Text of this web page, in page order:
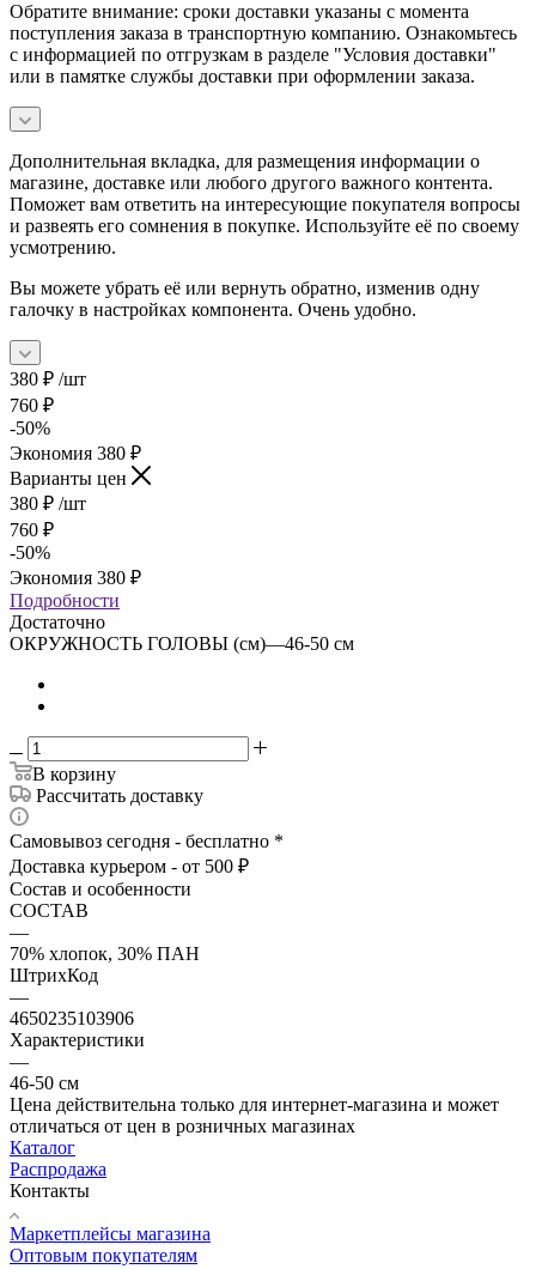
Обратите внимание: сроки доставки указаны с момента
поступления заказа в транспортную компанию. Ознакомьтесь
с информацией по отгрузкам в разделе "Условия доставки"
или в памятке службы доставки при оформлении заказа.
Дополнительная вкладка, для размещения информации о
магазине, доставке или любого другого важного контента.
Поможет вам ответить на интересующие покупателя вопросы
и развеять его сомнения в покупке. Используйте её по своему
усмотрению.
Вы можете убрать её или вернуть обратно, изменив одну
галочку в настройках компонента. Очень удобно.
380 ₽ /шт
760 ₽
-50%
Экономия 380 ₽
Варианты цен
380 ₽ /шт
760 ₽
-50%
Экономия 380 ₽
Подробности
Достаточно
ОКРУЖНОСТЬ ГОЛОВЫ (см)—46-50 см
В корзину
Рассчитать доставку
Самовывоз сегодня - бесплатно *
Доставка курьером - от 500 ₽
Состав и особенности
СОСТАВ
—
70% хлопок, 30% ПАН
ШтрихКод
—
4650235103906
Характеристики
—
46-50 см
Цена действительна только для интернет-магазина и может
отличаться от цен в розничных магазинах
Каталог
Распродажа
Контакты
Маркетплейсы магазина
Оптовым покупателям